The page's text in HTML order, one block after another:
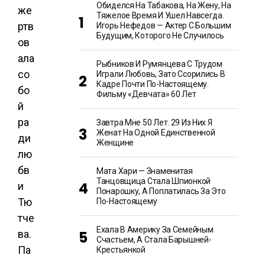
Обиделся На Табакова, На Жену, На
Тяжелое Время И Ушел Навсегда.
Игорь Нефедов — Актер С Большим
Будущим, Которого Не Случилось
Рыбников И Румянцева С Трудом
Играли Любовь, Зато Ссорились В
Кадре Почти По-Настоящему.
Фильму «Девчата» 60 Лет
Завтра Мне 50 Лет. 29 Из Них Я
Женат На Одной Единственной
Женщине
Мата Хари — Знаменитая
Танцовщица Стала Шпионкой
Понарошку, А Поплатилась За Это
По-Настоящему
Ехала В Америку За Семейным
Счастьем, А Стала Барышней-
Крестьянкой